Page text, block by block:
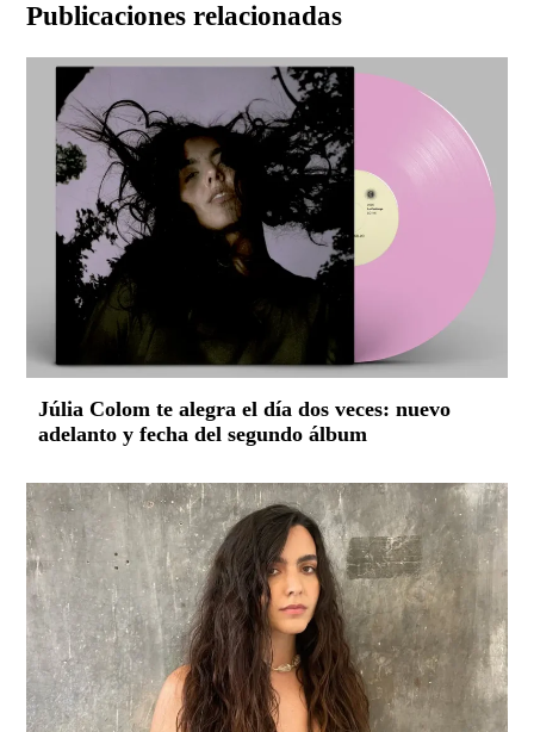
Publicaciones relacionadas
Júlia Colom te alegra el día dos veces: nuevo
adelanto y fecha del segundo álbum